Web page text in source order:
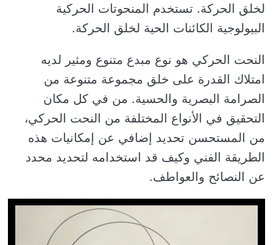
لخلق الحركة. تستخدم المنحوتات الحركية
البيولوجية الكائنات الحية لخلق الحركة.
النحت الحركي هو نوع مبدع متنوع ومثير لديه
امتلاك القدرة على خلق مجموعة متنوعة من
الصرامة البصرية والحسية. من في كل مكان
التحقيق في الأنواع المختلفة من النحت الحركي،
من المستحسن تحديد إضافي عن إمكانيات هذه
الطريقة الفني وكيف قد استخدامه لتحديد محدد
عن النصائح والعواطف.